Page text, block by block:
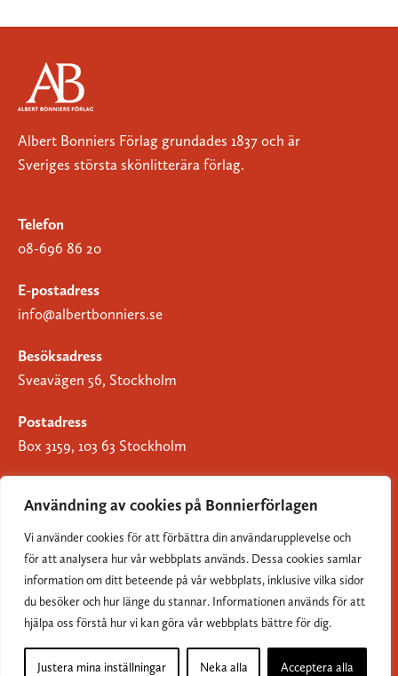
Användning av cookies på Bonnierförlagen
Vi använder cookies för att förbättra din användarupplevelse och
för att analysera hur vår webbplats används. Dessa cookies samlar
information om ditt beteende på vår webbplats, inklusive vilka sidor
du besöker och hur länge du stannar. Informationen används för att
hjälpa oss förstå hur vi kan göra vår webbplats bättre för dig.
Justera mina inställningar Neka alla Acceptera alla
Albert Bonniers Förlag grundades 1837 och är
Sveriges största skönlitterära förlag.
Telefon
08-696 86 20
E-postadress
info@albertbonniers.se
Besöksadress
Sveavägen 56, Stockholm
Postadress
Box 3159, 103 63 Stockholm
Om Bonnierförlagen
Cookies
Integritetspolicy